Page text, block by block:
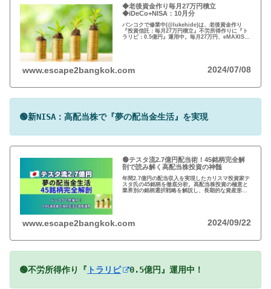
◆老後資金作り毎月27万円積立
◆iDeCo+NISA：10月分
バンコクで修業中(@lukehide)は、老後資金作り
『投資信託：毎月27万円積立』不労所得作りに『ト
ラリピ：0.5億円』運用中。毎月27万円、eMAXIS
www.escape2bangkok.com 2024/07/08
🟢新NISA：高配当株で『夢の配当金生活』を実現
🟢テスタ流2.7億円配当術！45銘柄完全解
剖で読み解く高配当株投資の神髄
年間2.7億円の配当収入を実現したカリスマ投資家テ
スタ氏の45銘柄を徹底分析。高配当株投資の極意と
業界別の銘柄選択戦略を解説し、長期的な資産形成
www.escape2bangkok.com 2024/09/22
🟢不労所得作り『 トラリピ 0.5億円』運用中！